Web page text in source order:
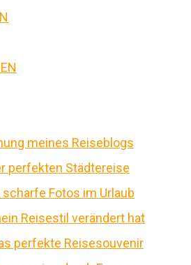
meines Reiseblogs
perfekten Städtereise
Fotos im Urlaub
Reisestil verändert hat
perfekte Reisesouvenir